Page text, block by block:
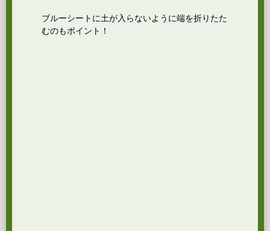
ブルーシートに土が入らないように端を折りたた
むのもポイント！